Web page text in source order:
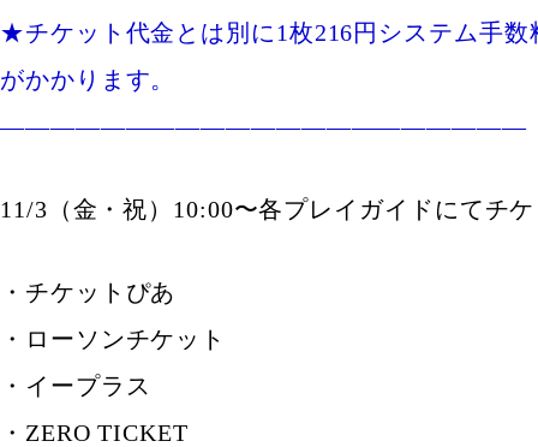
★チケット代金とは別に1枚216円システム手数
がかかります。
—————————————————————
11/3（金・祝）10:00〜各プレイガイドにてチ
・チケットぴあ
・ローソンチケット
・イープラス
・ZERO TICKET